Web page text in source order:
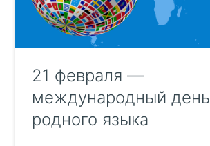
21 февраля —
международный день
родного языка